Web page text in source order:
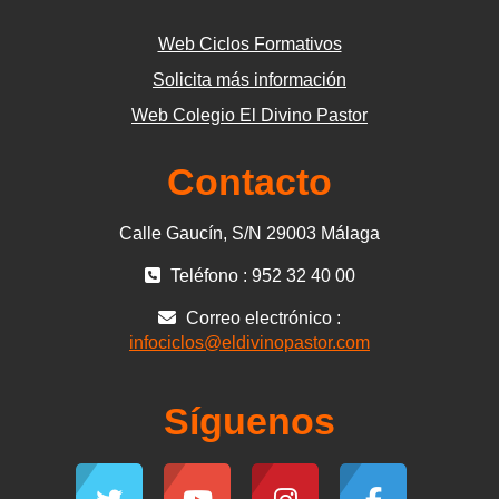
Web Ciclos Formativos
Solicita más información
Web Colegio El Divino Pastor
Contacto
Calle Gaucín, S/N 29003 Málaga
Teléfono : 952 32 40 00
Correo electrónico :
infociclos@eldivinopastor.com
Síguenos